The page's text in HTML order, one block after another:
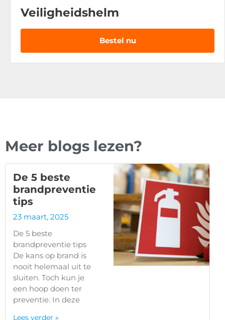
Veiligheidshelm
Bestel nu
Meer blogs lezen?
De 5 beste
brandpreventie
tips
23 maart, 2025
De 5 beste
brandpreventie tips
De kans op brand is
nooit helemaal uit te
sluiten. Toch kun je
een hoop doen ter
preventie. In deze
Lees verder »